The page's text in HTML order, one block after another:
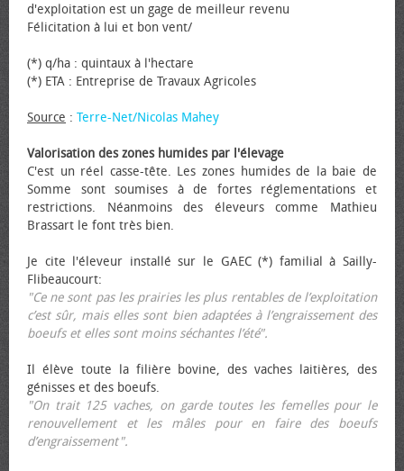
d'exploitation est un gage de meilleur revenu
Félicitation à lui et bon vent/
(*) q/ha : quintaux à l'hectare
(*) ETA : Entreprise de Travaux Agricoles
Source : Terre-Net/Nicolas Mahey
Valorisation des zones humides par l'élevage
C'est un réel casse-tête. Les zones humides de la baie de
Somme sont soumises à de fortes réglementations et
restrictions. Néanmoins des éleveurs comme Mathieu
Brassart le font très bien.
Je cite l'éleveur installé sur le GAEC (*) familial à Sailly-
Flibeaucourt:
"Ce ne sont pas les prairies les plus rentables de l’exploitation
c’est sûr, mais elles sont bien adaptées à l’engraissement des
bœufs et elles sont moins séchantes l’été".
Il élève toute la filière bovine, des vaches laitières, des
génisses et des bœufs.
"On trait 125 vaches, on garde toutes les femelles pour le
renouvellement et les mâles pour en faire des bœufs
d’engraissement".